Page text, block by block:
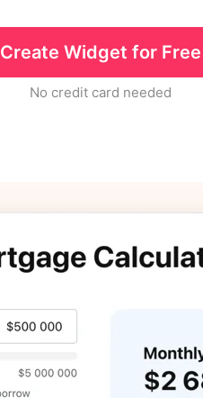
Create Widget for Free
No credit card needed